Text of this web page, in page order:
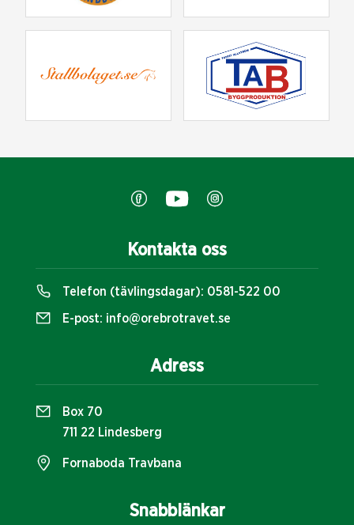
Snabblänkar
Kontakta oss
Telefon (tävlingsdagar): 0581-522 00
E-post: info@orebrotravet.se
Adress
Box 70
711 22 Lindesberg
Fornaboda Travbana